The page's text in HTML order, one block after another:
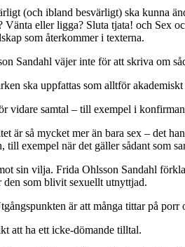
(och ibland besvärligt) ska kunna
eller ligga? Sluta tjata! och Sex
som återkommer i texterna.
Sandahl väjer inte för att skriva om
ska uppfattas som alltför
vidare samtal – till exempel i
är så mycket mer än bara sex – det
exempel när det gäller sådant som
sin vilja. Frida Ohlsson Sandahl
som blivit sexuellt utnyttjad.
är att många tittar på
att ha ett icke-dömande tilltal.